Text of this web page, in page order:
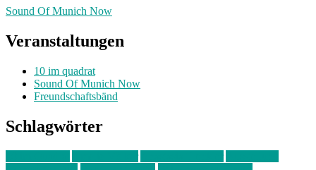
Sound Of Munich Now
Veranstaltungen
10 im quadrat
Sound Of Munich Now
Freundschaftsbänd
Schlagwörter